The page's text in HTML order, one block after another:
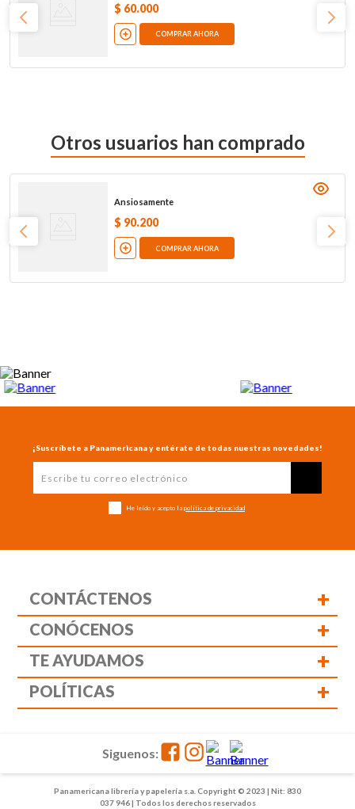
$ 60.000
COMPRAR AHORA
Otros usuarios han comprado
Ansiosamente
$ 90.200
COMPRAR AHORA
¡Suscríbete a Panamericana y entérate de todas nuestras novedades!
He leído y acepto la política de privacidad
CONTÁCTENOS +
CONÓCENOS +
TE AYUDAMOS +
POLÍTICAS +
Panamericana librería y papelería s.a. Copyright © 2023 | Nit: 830
037 946 | Todos los derechos reservados
Siguenos: